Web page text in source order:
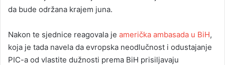
da bude održana krajem juna.
Nakon te sjednice reagovala je američka ambasada u BiH,
koja je tada navela da evropska neodlučnost i odustajanje
PIC-a od vlastite dužnosti prema BiH prisiljavaju